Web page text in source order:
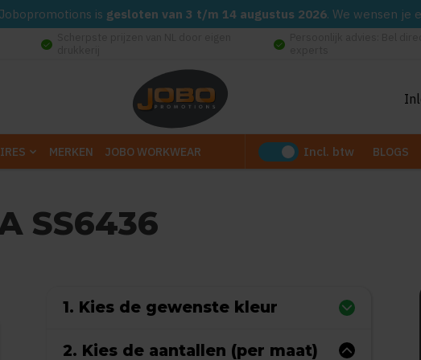
is gesloten van 3 t/m 14 augustus 2026. We wensen je
check_circle check_circle
MERKEN JOBO WORKWEAR Incl. btw BLOGS
SS6436
1. Kies de gewenste kleur
2. Kies de aantallen (per maat)